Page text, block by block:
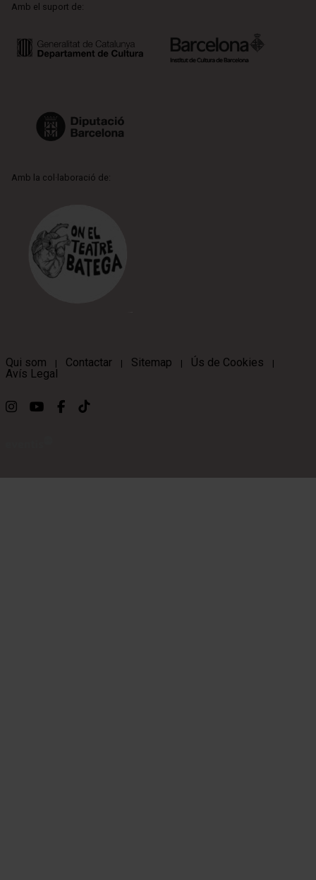
Amb el suport de:
Amb la col·laboració de:
Qui som | Contactar | Sitemap | Ús de Cookies |
Avís Legal
Link a instagram
Link a youtube
Link a facebook
Link a ticktok